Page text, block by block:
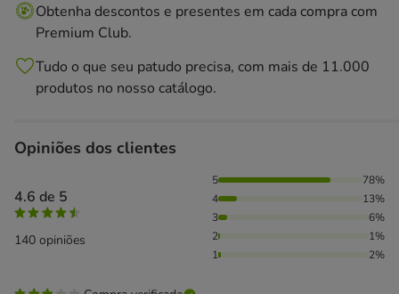
Obtenha descontos e presentes em cada compra com
Premium Club.
Tudo o que seu patudo precisa, com mais de 11.000
produtos no nosso catálogo.
Opiniões dos clientes
4.6 de 5
140 opiniões
78% das pessoas avaliaram com 5 estrelas, 13% das
5
78%
4
13%
3
6%
2
1%
1
2%